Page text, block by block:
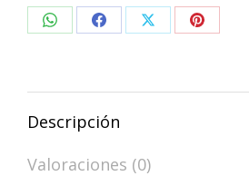
de
DuchaCompartir
WhatsApp
Compartir
Facebook
Compartir
X
Descripción
Valoraciones (0)